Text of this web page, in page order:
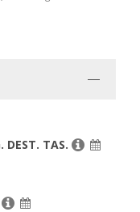
DEST. TAS.